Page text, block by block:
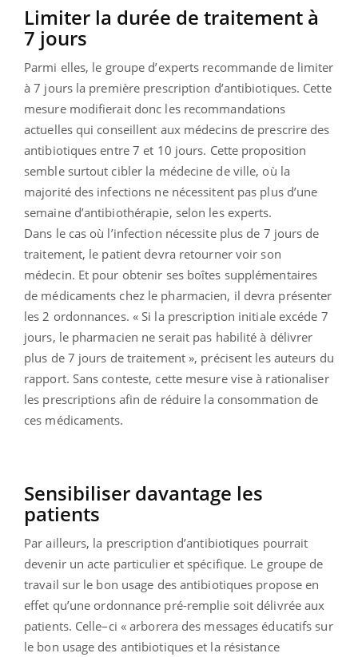
Limiter la durée de traitement à
7 jours
Parmi elles, le groupe d’experts recommande de limiter
à 7 jours la première prescription d’antibiotiques. Cette
mesure modifierait donc les recommandations
actuelles qui conseillent aux médecins de prescrire des
antibiotiques entre 7 et 10 jours. Cette proposition
semble surtout cibler la médecine de ville, où la
majorité des infections ne nécessitent pas plus d’une
semaine d’antibiothérapie, selon les experts.
Dans le cas où l’infection nécessite plus de 7 jours de
traitement, le patient devra retourner voir son
médecin. Et pour obtenir ses boîtes supplémentaires
de médicaments chez le pharmacien, il devra présenter
les 2 ordonnances. « Si la prescription initiale excéde 7
jours, le pharmacien ne serait pas habilité à délivrer
plus de 7 jours de traitement », précisent les auteurs du
rapport. Sans conteste, cette mesure vise à rationaliser
les prescriptions afin de réduire la consommation de
ces médicaments.
Sensibiliser davantage les
patients
Par ailleurs, la prescription d’antibiotiques pourrait
devenir un acte particulier et spécifique. Le groupe de
travail sur le bon usage des antibiotiques propose en
effet qu’une ordonnance pré-remplie soit délivrée aux
patients. Celle–ci « arborera des messages éducatifs sur
le bon usage des antibiotiques et la résistance